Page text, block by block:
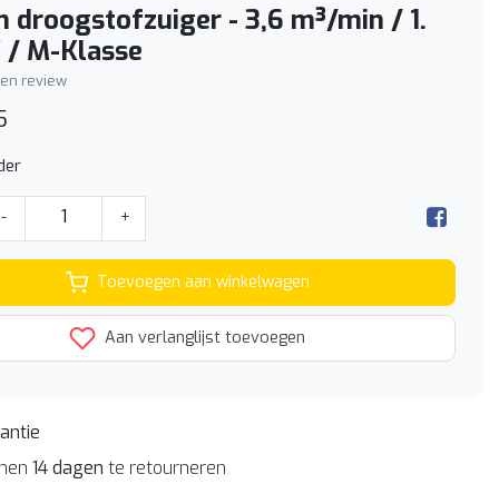
droogstofzuiger - 3,6 m³/min / 1.
M-Klasse
review
- +
Toevoegen aan winkelwagen
Aan verlanglijst toevoegen
14 dagen te retourneren